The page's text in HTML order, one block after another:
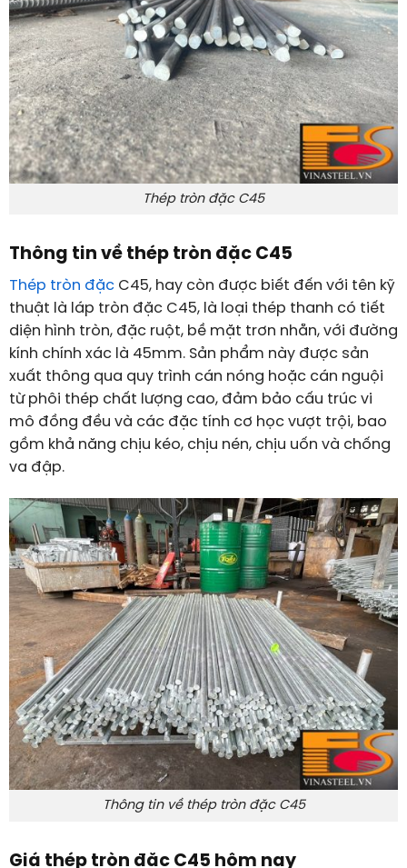
Thép tròn đặc C45
Thông tin về thép tròn đặc C45
Thép tròn đặcC45, hay còn được biết đến với tên kỹ
thuật là láp tròn đặc C45, là loại thép thanh có tiết
diện hình tròn, đặc ruột, bề mặt trơn nhẵn, với đường
kính chính xác là 45mm. Sản phẩm này được sản
xuất thông qua quy trình cán nóng hoặc cán nguội
từ phôi thép chất lượng cao, đảm bảo cấu trúc vi
mô đồng đều và các đặc tính cơ học vượt trội, bao
gồm khả năng chịu kéo, chịu nén, chịu uốn và chống
va đập.
Thông tin về thép tròn đặc C45
Giá thép tròn đặc C45 hôm nay